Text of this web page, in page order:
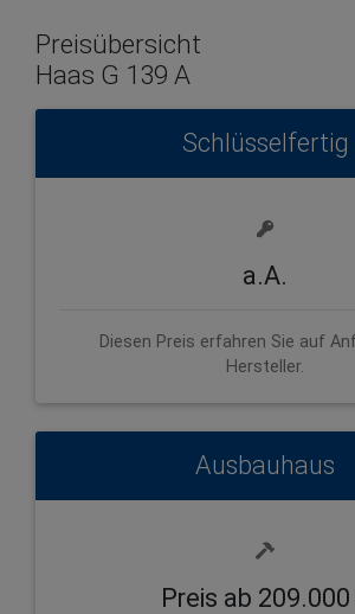
Preisübersicht
Haas G 139 A
Schlüsselfertig
a.A.
Diesen Preis erfahren Sie auf
Hersteller.
Ausbauhaus
Preis ab 209.000